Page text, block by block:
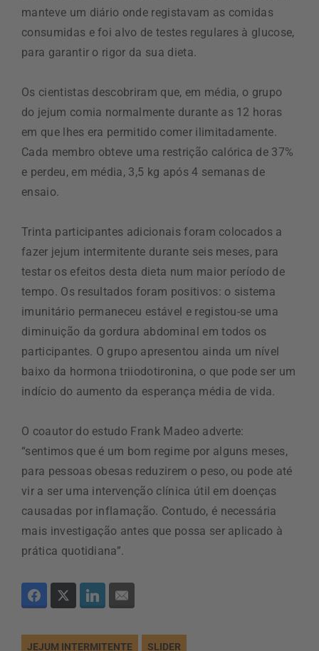
manteve um diário onde registavam as comidas
consumidas e foi alvo de testes regulares à glucose,
para garantir o rigor da sua dieta.
Os cientistas descobriram que, em média, o grupo
do jejum comia normalmente durante as 12 horas
em que lhes era permitido comer ilimitadamente.
Cada membro obteve uma restrição calórica de 37%
e perdeu, em média, 3,5 kg após 4 semanas de
ensaio.
Trinta participantes adicionais foram colocados a
fazer jejum intermitente durante seis meses, para
testar os efeitos desta dieta num maior período de
tempo. Os resultados foram positivos: o sistema
imunitário permaneceu estável e registou-se uma
diminuição da gordura abdominal em todos os
participantes. O grupo apresentou ainda um nível
baixo da hormona triiodotironina, o que pode ser um
indício do aumento da esperança média de vida.
O coautor do estudo Frank Madeo adverte:
“sentimos que é um bom regime por alguns meses,
para pessoas obesas reduzirem o peso, ou pode até
vir a ser uma intervenção clínica útil em doenças
causadas por inflamação. Contudo, é necessária
mais investigação antes que possa ser aplicado à
prática quotidiana”.
JEJUM INTERMITENTE SLIDER